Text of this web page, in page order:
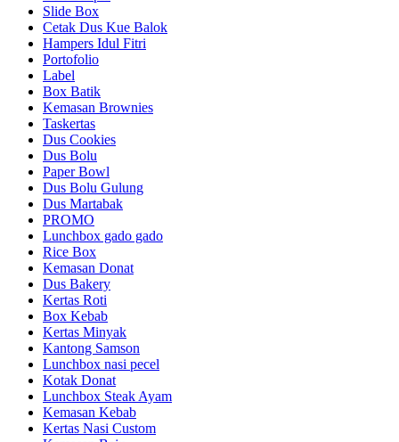
Slide Box
Cetak Dus Kue Balok
Hampers Idul Fitri
Portofolio
Label
Box Batik
Kemasan Brownies
Taskertas
Dus Cookies
Dus Bolu
Paper Bowl
Dus Bolu Gulung
Dus Martabak
PROMO
Lunchbox gado gado
Rice Box
Kemasan Donat
Dus Bakery
Kertas Roti
Box Kebab
Kertas Minyak
Kantong Samson
Lunchbox nasi pecel
Kotak Donat
Lunchbox Steak Ayam
Kemasan Kebab
Kertas Nasi Custom